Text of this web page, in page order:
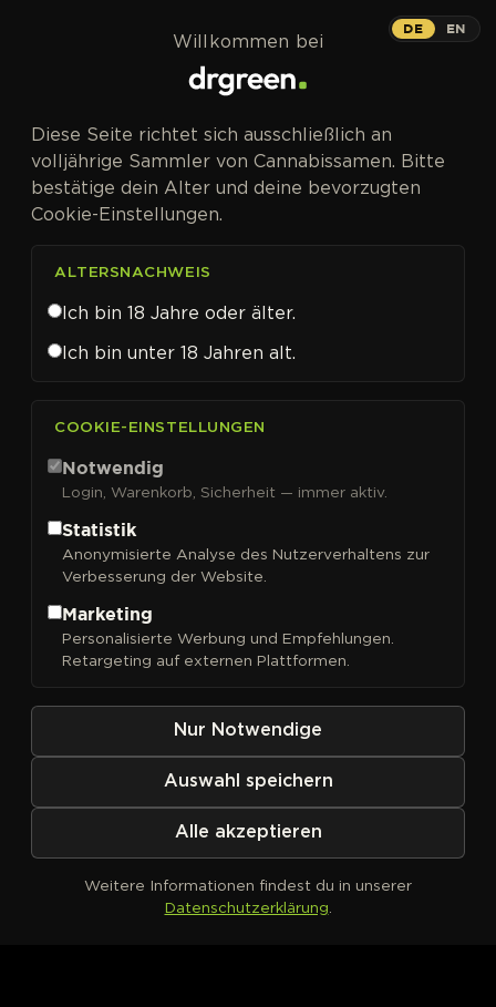
Female Seeds
Sortieren nach
Kein Produkt definiert
DE EN
Willkommen bei
Diese Seite richtet sich ausschließlich an
volljährige Sammler von Cannabissamen. Bitte
bestätige dein Alter und deine bevorzugten
Cookie-Einstellungen.
ALTERSNACHWEIS
Ich bin 18 Jahre oder älter.
Ich bin unter 18 Jahren alt.
COOKIE-EINSTELLUNGEN
Notwendig
Login, Warenkorb, Sicherheit — immer aktiv.
Statistik
Anonymisierte Analyse des Nutzerverhaltens zur
Verbesserung der Website.
Marketing
Personalisierte Werbung und Empfehlungen.
Retargeting auf externen Plattformen.
Nur Notwendige
Auswahl speichern
Alle akzeptieren
Weitere Informationen findest du in unserer
Datenschutzerklärung